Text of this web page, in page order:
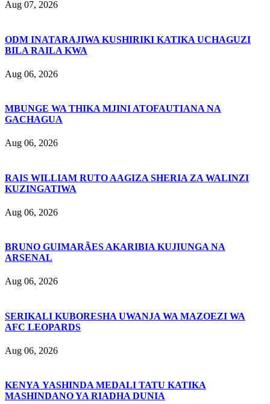
Aug 07, 2026
ODM INATARAJIWA KUSHIRIKI KATIKA UCHAGUZI
BILA RAILA KWA
Aug 06, 2026
MBUNGE WA THIKA MJINI ATOFAUTIANA NA
GACHAGUA
Aug 06, 2026
RAIS WILLIAM RUTO AAGIZA SHERIA ZA WALINZI
KUZINGATIWA
Aug 06, 2026
BRUNO GUIMARÃES AKARIBIA KUJIUNGA NA
ARSENAL
Aug 06, 2026
SERIKALI KUBORESHA UWANJA WA MAZOEZI WA
AFC LEOPARDS
Aug 06, 2026
KENYA YASHINDA MEDALI TATU KATIKA
MASHINDANO YA RIADHA DUNIA